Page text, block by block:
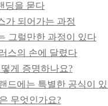
딩을 묻다
가 되어가는 과정
그럴만한 과정이 있다
스의 손에 달렸다
게 증명하나요?
드에는 특별한 공식이
무엇인가요?